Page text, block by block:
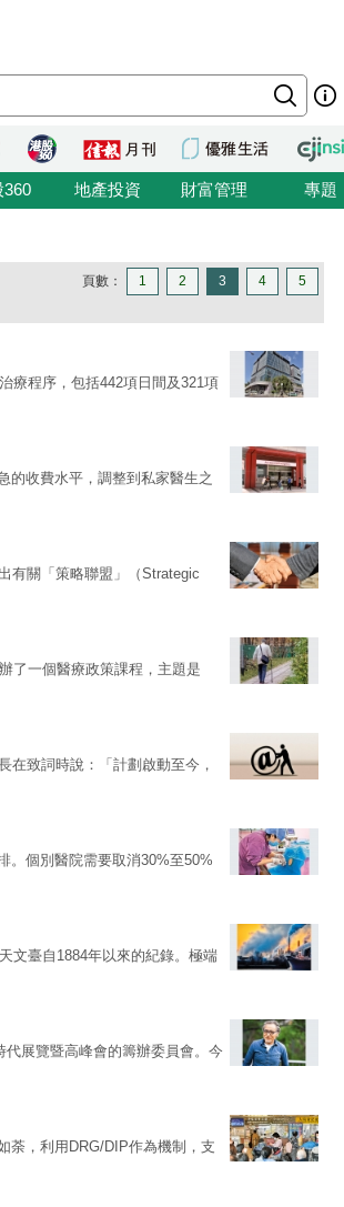
360 地產投資 財富管理 專題
頁數： 1 2 3 4 5
療程序，包括442項日間及321項
的收費水平，調整到私家醫生之
有關「策略聯盟」（Strategic
了一個醫療政策課程，主題是
在致詞時說：「計劃啟動至今，
。個別醫院需要取消30%至50%
文臺自1884年以來的紀錄。極端
展覽暨高峰會的籌辦委員會。今
荼，利用DRG/DIP作為機制，支